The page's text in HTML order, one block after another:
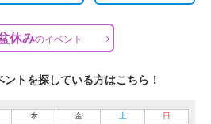
休みのイベント
トを探している方はこちら！
木 金 土 日